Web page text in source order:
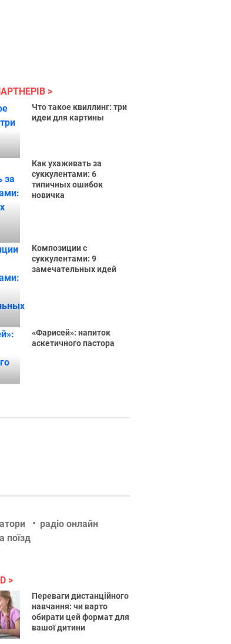
Что такое квиллинг: три
идеи для картины
Как ухаживать за
суккулентами: 6
типичных ошибок
новичка
Композиции с
суккулентами: 9
замечательных идей
«Фарисей»: напиток
аскетичного пастора
радіо онлайн
поїзд
Переваги дистанційного
навчання: чи варто
обирати цей формат для
вашої дитини